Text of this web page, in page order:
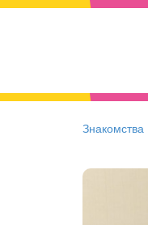
Знакомства